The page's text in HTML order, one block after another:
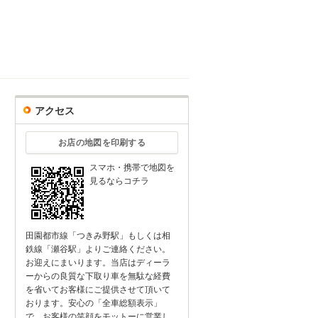
アクセス
お店の地図を印刷する
スマホ・携帯で地図を
見るならコチラ
田園都市線「つきみ野駅」もしくは相
鉄線「瀬谷駅」よりご連絡ください。
お迎えにまいります。当店はディーラ
ーからの良質な下取り車を無駄な経費
を省いてお客様にご提供させて頂いて
おります。安心の「全車総額表示」